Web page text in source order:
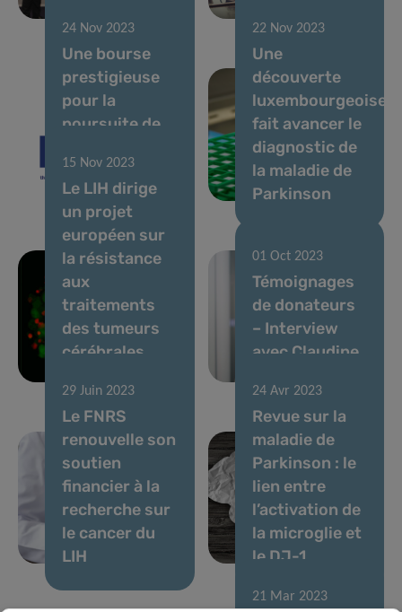
24 Nov 2023
Une bourse
prestigieuse
pour la
poursuite de
le cancer
métastatique
22 Nov 2023
Une
découverte
luxembourgeoise
fait avancer le
diagnostic de
la maladie de
Parkinson
15 Nov 2023
Le LIH dirige
un projet
européen sur
la résistance
aux
traitements
des tumeurs
cérébrales
01 Oct 2023
Témoignages
de donateurs
– Interview
avec Claudine
29 Juin 2023
Le FNRS
renouvelle son
soutien
financier à la
recherche sur
le cancer du
LIH
24 Avr 2023
Revue sur la
maladie de
Parkinson : le
lien entre
l’activation de
la microglie et
le DJ-1
21 Mar 2023